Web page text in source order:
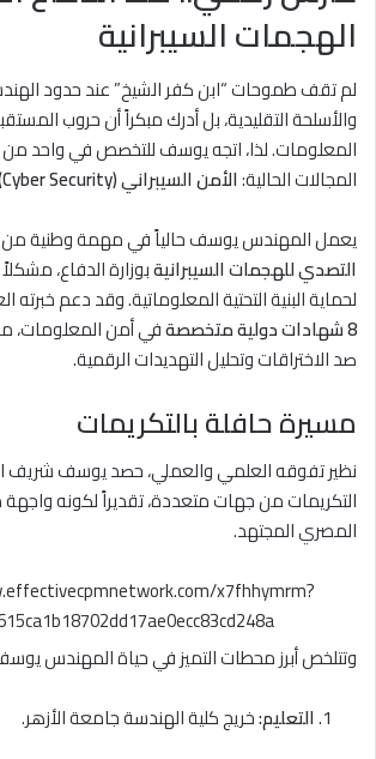
الهجمات السيبرانية
لم تقف طموحات “ابن كفر الشيخ” عند حدود
والأسلحة التقليدية، بل أدرك مبكراً أن حروب
المعلومات. لذا، اتجه يوسف للتخصص في واحد
المجالات الحالية:الأمن السيبراني (Cyber Security)
يعمل المهندس يوسف حالياً في مهمة وطنية من
التصدي للهجمات السيبرانيةبوزارة الدفاع،
لحماية البنية التحتية المعلوماتية. وقد دعم
8 شهادات دولية متخصصة
في أمن المعلومات،
صد الاختراقات وتحليل التهديدات الرقمية.
مسيرة حافلة بالتكريمات
نظير تفوقه العلمي والعملي، حصد يوسف شريف
التكريمات من جهات متعددة، تقديراً لكونه
المصري المجتهد.
x7fhhymrm?
وتتلخص أبرز محطات التميز في حياة المهندس
التعليم:خريج كلية الهندسة جامعة الأزهر.